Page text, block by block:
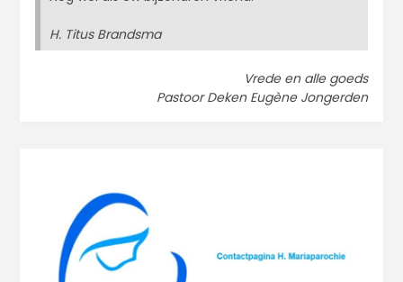
H. Titus Brandsma
Vrede en alle goeds
Pastoor Deken Eugène Jongerden